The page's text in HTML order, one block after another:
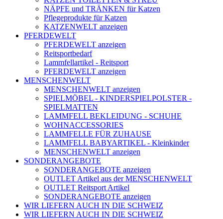
NÄPFE und TRÄNKEN für Katzen
Pflegeprodukte für Katzen
KATZENWELT anzeigen
PFERDEWELT
PFERDEWELT anzeigen
Reitsportbedarf
Lammfellartikel - Reitsport
PFERDEWELT anzeigen
MENSCHENWELT
MENSCHENWELT anzeigen
SPIELMÖBEL - KINDERSPIELPOLSTER -
SPIELMATTEN
LAMMFELL BEKLEIDUNG - SCHUHE
WOHNACCESSORIES
LAMMFELLE FÜR ZUHAUSE
LAMMFELL BABYARTIKEL - Kleinkinder
MENSCHENWELT anzeigen
SONDERANGEBOTE
SONDERANGEBOTE anzeigen
OUTLET Artikel aus der MENSCHENWELT
OUTLET Reitsport Artikel
SONDERANGEBOTE anzeigen
WIR LIEFERN AUCH IN DIE SCHWEIZ
WIR LIEFERN AUCH IN DIE SCHWEIZ